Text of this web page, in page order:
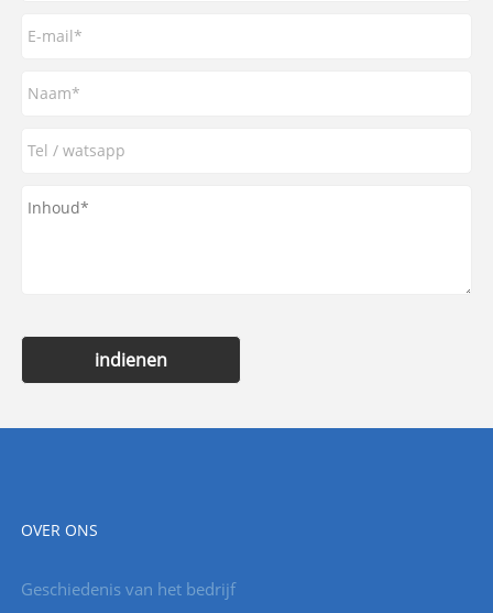
indienen
OVER ONS
Geschiedenis van het bedrijf